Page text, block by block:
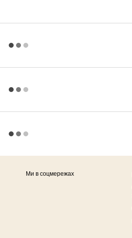
Ми в соцмережах